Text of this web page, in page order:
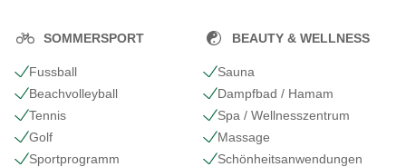
SOMMERSPORT
Fussball
Beachvolleyball
Tennis
Golf
Sportprogramm
BEAUTY & WELLNESS
Sauna
Dampfbad / Hamam
Spa / Wellnesszentrum
Massage
Schönheits​anwendungen